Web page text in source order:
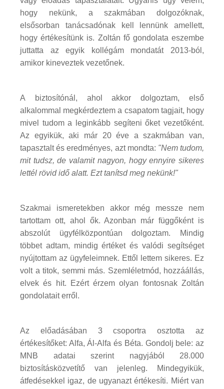
hogy nekünk, a szakmában dolgozóknak,
elsősorban tanácsadónak kell lennünk amellett,
hogy értékesítünk is. Zoltán fő gondolata eszembe
juttatta az egyik kollégám mondatát 2013-ból,
amikor kineveztek vezetőnek.
A biztosítónál, ahol akkor dolgoztam, első
alkalommal megkérdeztem a csapatom tagjait, hogy
mivel tudom a leginkább segíteni őket vezetőként.
Az egyikük, aki már 20 éve a szakmában van,
tapasztalt és eredményes, azt mondta: "Nem tudom,
mit tudsz, de valamit nagyon, hogy ennyire sikeres
lettél rövid idő alatt. Ezt tanítsd meg nekünk!"
Szakmai ismeretekben akkor még messze nem
tartottam ott, ahol ők. Azonban már függőként is
abszolút ügyfélközpontúan dolgoztam. Mindig
többet adtam, mindig értéket és valódi segítséget
nyújtottam az ügyfeleimnek. Ettől lettem sikeres. Ez
volt a titok, semmi más. Szemléletmód, hozzáállás,
elvek és hit. Ezért érzem olyan fontosnak Zoltán
gondolatait erről.
Az előadásában 3 csoportra osztotta az
értékesítőket: Alfa, Ál-Alfa és Béta. Gondolj bele: az
MNB adatai szerint nagyjából 28.000
biztosításközvetítő van jelenleg. Mindegyikük,
átfedésekkel igaz, de ugyanazt értékesíti. Miért van